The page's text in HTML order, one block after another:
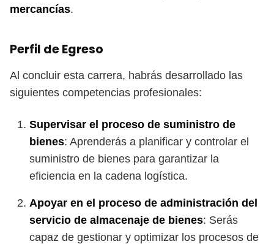
mercancías.
Perfil de Egreso
Al concluir esta carrera, habrás desarrollado las
siguientes competencias profesionales:
Supervisar el proceso de suministro de
bienes: Aprenderás a planificar y controlar el
suministro de bienes para garantizar la
eficiencia en la cadena logística.
Apoyar en el proceso de administración del
servicio de almacenaje de bienes: Serás
capaz de gestionar y optimizar los procesos de